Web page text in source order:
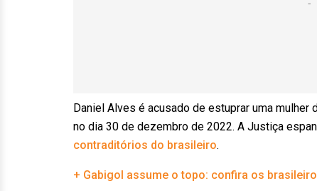
Daniel Alves é acusado de estuprar uma
no dia 30 de dezembro de 2022. A Justiça
contraditórios do brasileiro.
+ Gabigol assume o topo: confira os